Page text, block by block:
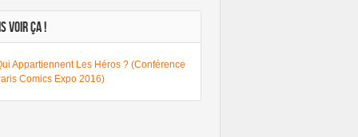
VOIR ÇA !
Appartiennent Les Héros ? (Conférence
Comics Expo 2016)